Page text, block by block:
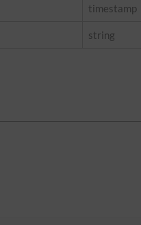
timestamp
string